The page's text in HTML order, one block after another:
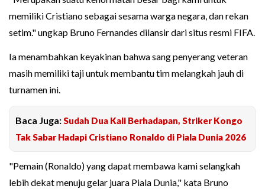
memiliki Cristiano sebagai sesama warga negara, dan rekan
setim." ungkap Bruno Fernandes dilansir dari situs resmi FIFA.
Ia menambahkan keyakinan bahwa sang penyerang veteran
masih memiliki taji untuk membantu tim melangkah jauh di
turnamen ini.
Baca Juga:Sudah Dua Kali Berhadapan, Striker Kongo
Tak Sabar Hadapi Cristiano Ronaldo di Piala Dunia 2026
"Pemain (Ronaldo) yang dapat membawa kami selangkah
lebih dekat menuju gelar juara Piala Dunia," kata Bruno